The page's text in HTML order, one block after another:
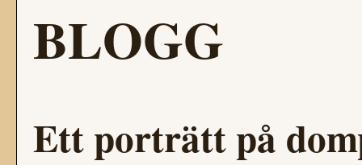
BLOGG
Ett porträtt på